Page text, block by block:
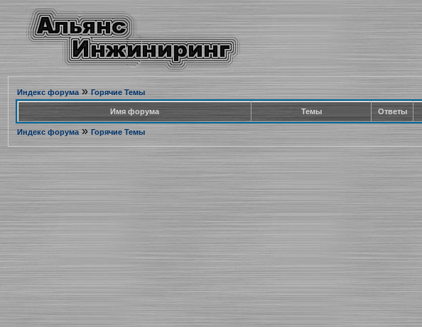
Индекс форума» Горячие Темы
Имя форума Темы Ответы
Индекс форума» Горячие Темы